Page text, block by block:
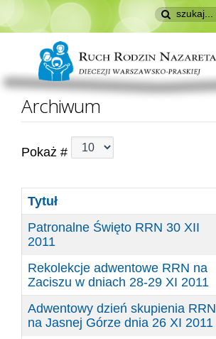
Archiwum
Pokaż #
Tytuł
Patronalne Święto RRN 30 XII
2011
Rekolekcje adwentowe RRN na
Zaciszu w dniach 28-29 XI 2011
Adwentowy dzień skupienia RRN
na Jasnej Górze dnia 26 XI 2011